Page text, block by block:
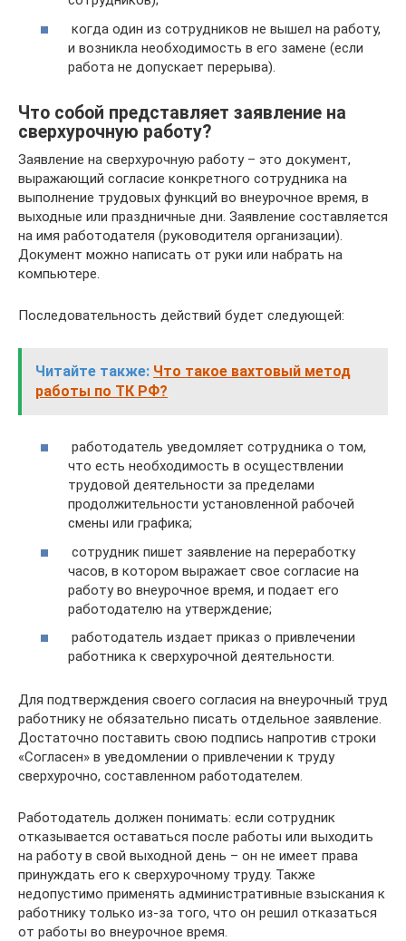
когда один из сотрудников не вышел на работу,
и возникла необходимость в его замене (если
работа не допускает перерыва).
Что собой представляет заявление на
сверхурочную работу?
Заявление на сверхурочную работу – это документ,
выражающий согласие конкретного сотрудника на
выполнение трудовых функций во внеурочное время, в
выходные или праздничные дни. Заявление составляется
на имя работодателя (руководителя организации).
Документ можно написать от руки или набрать на
компьютере.
Последовательность действий будет следующей:
Читайте также: Что такое вахтовый метод
работы по ТК РФ?
работодатель уведомляет сотрудника о том,
что есть необходимость в осуществлении
трудовой деятельности за пределами
продолжительности установленной рабочей
смены или графика;
сотрудник пишет заявление на переработку
часов, в котором выражает свое согласие на
работу во внеурочное время, и подает его
работодателю на утверждение;
работодатель издает приказ о привлечении
работника к сверхурочной деятельности.
Для подтверждения своего согласия на внеурочный труд
работнику не обязательно писать отдельное заявление.
Достаточно поставить свою подпись напротив строки
«Согласен» в уведомлении о привлечении к труду
сверхурочно, составленном работодателем.
Работодатель должен понимать: если сотрудник
отказывается оставаться после работы или выходить
на работу в свой выходной день – он не имеет права
принуждать его к сверхурочному труду. Также
недопустимо применять административные взыскания к
работнику только из-за того, что он решил отказаться
от работы во внеурочное время.